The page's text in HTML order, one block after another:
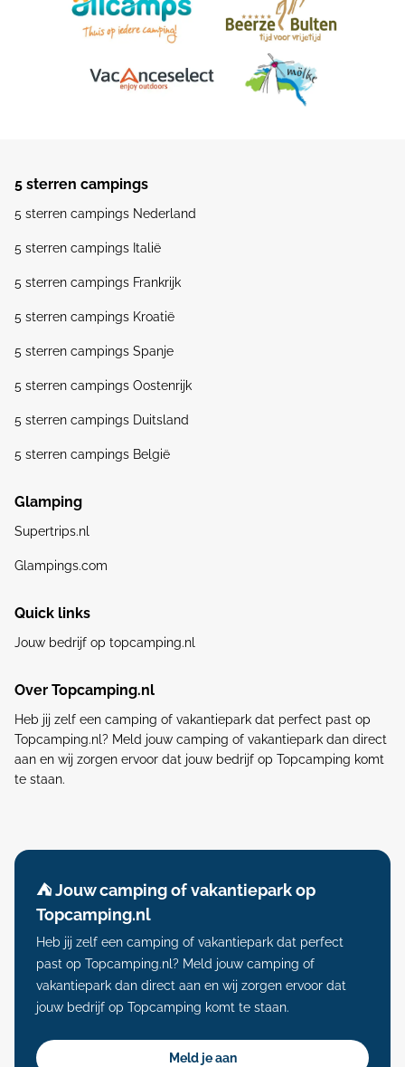
5 sterren campings
5 sterren campings Nederland
5 sterren campings Italië
5 sterren campings Frankrijk
5 sterren campings Kroatië
5 sterren campings Spanje
5 sterren campings Oostenrijk
5 sterren campings Duitsland
5 sterren campings België
Glamping
Supertrips.nl
Glampings.com
Quick links
Jouw bedrijf op topcamping.nl
Over Topcamping.nl
Heb jij zelf een camping of vakantiepark dat perfect past op
Topcamping.nl? Meld jouw camping of vakantiepark dan direct
aan en wij zorgen ervoor dat jouw bedrijf op Topcamping komt
te staan.
⛺️ Jouw camping of vakantiepark op
Topcamping.nl
Heb jij zelf een camping of vakantiepark dat perfect
past op Topcamping.nl? Meld jouw camping of
vakantiepark dan direct aan en wij zorgen ervoor dat
jouw bedrijf op Topcamping komt te staan.
Meld je aan